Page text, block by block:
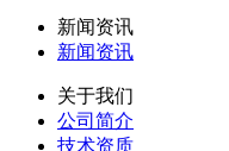
新闻资讯
新闻资讯
关于我们
公司简介
技术资质